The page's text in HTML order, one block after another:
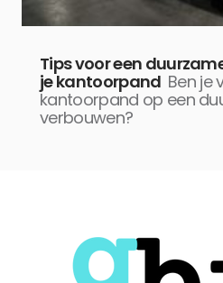
Tips voor een
je kantoorpand Ben je
kantoorpand op een
verbouwen?